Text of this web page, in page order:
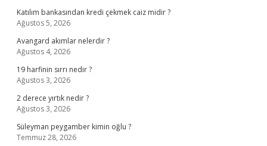
Katılım bankasından kredi çekmek caiz midir ?
Ağustos 5, 2026
Avangard akımlar nelerdir ?
Ağustos 4, 2026
19 harfinin sırrı nedir ?
Ağustos 3, 2026
2 derece yırtık nedir ?
Ağustos 3, 2026
Süleyman peygamber kimin oğlu ?
Temmuz 28, 2026